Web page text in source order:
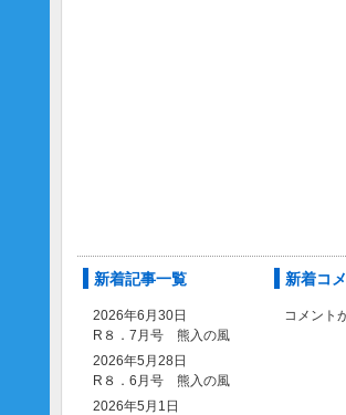
新着記事一覧
2026年6月30日
R８．7月号 熊入の風
2026年5月28日
R８．6月号 熊入の風
2026年5月1日
新着コ
コメント